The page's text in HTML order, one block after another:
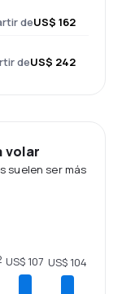
deUS$ 162
deUS$ 242
volar
suelen ser más
US$ 107 US$ 104